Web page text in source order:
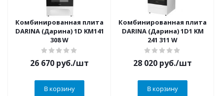
Комбинированная плита
DARINA (Дарина) 1D KM141
308 W
26 670 руб./шт
В корзину
Комбинированная плита
DARINA (Дарина) 1D1 KM
241 311 W
28 020 руб./шт
В корзину